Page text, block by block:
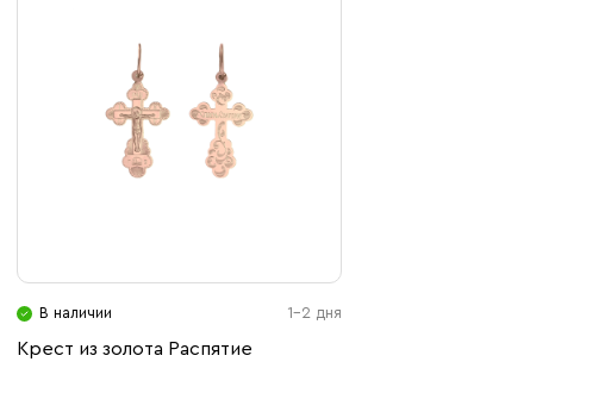
В наличии 1-2 дня
Крест из золота Распятие